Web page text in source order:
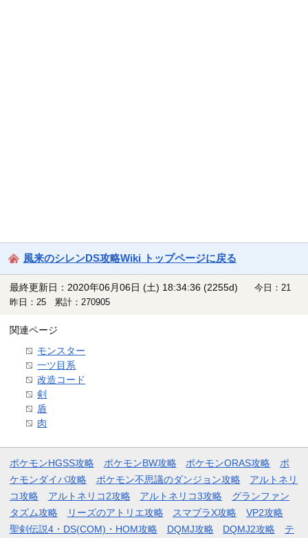
風来のシレンDS攻略Wiki トップページに戻る
最終更新日：2020年06月06日 (土) 18:34:36(2255d)
今日：21
昨日：25 累計：270905
関連ページ
モンスター
一ツ目系
改造コード
剣
盾
肉
ポケモンHGSS攻略 ポケモンBW攻略 ポケモンORAS攻略
ポ
ケモンダイパ攻略
ポケモン不思議のダンジョン攻略
アルトネリ
コ攻略
アルトネリコ2攻略 アルトネリコ3攻略
グランファン
タズム攻略
リーズのアトリエ攻略 スマブラX攻略
VP2攻略
聖剣伝説4・DS(COM)・HOM攻略
DQMJ攻略 DQMJ2攻略 テ